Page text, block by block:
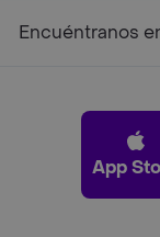
Encuéntranos
App